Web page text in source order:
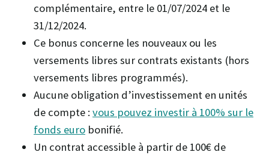
complémentaire, entre le 01/07/2024 et le
31/12/2024.
Ce bonus concerne les nouveaux ou les
versements libres sur contrats existants (hors
versements libres programmés).
Aucune obligation d’investissement en unités
de compte : vous pouvez investir à 100% sur le
fonds euro bonifié.
Un contrat accessible à partir de 100€ de